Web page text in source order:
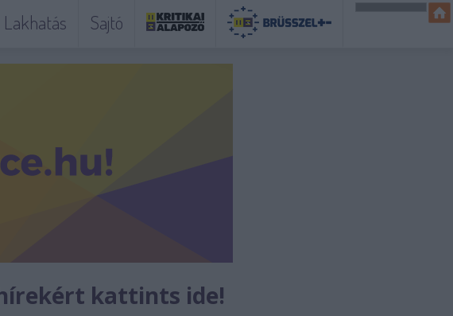
Lakhatás Sajtó
kattints ide!